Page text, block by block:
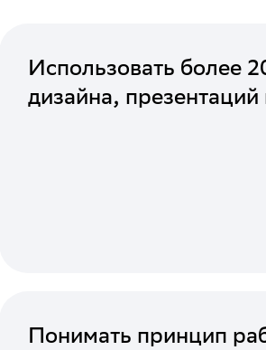
Использовать более
дизайна,
Понимать принцип